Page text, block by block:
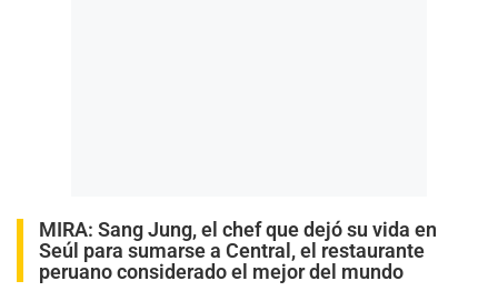
MIRA: Sang Jung, el chef que dejó su vida en
Seúl para sumarse a Central, el restaurante
peruano considerado el mejor del mundo